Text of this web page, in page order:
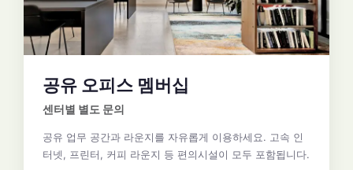
공유 오피스 멤버십
센터별 별도 문의
공유 업무 공간과 라운지를 자유롭게 이용하세요. 고속 인
터넷, 프린터, 커피 라운지 등 편의시설이 모두 포함됩니다.